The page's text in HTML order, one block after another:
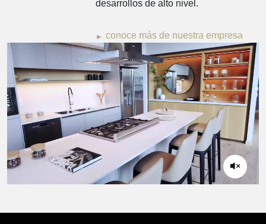
desarrollos de alto nivel.
conoce más de nuestra empresa